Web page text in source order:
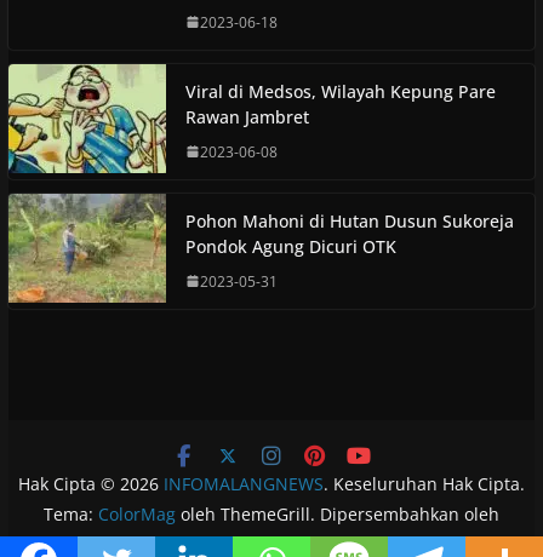
2023-06-18
Viral di Medsos, Wilayah Kepung Pare
Rawan Jambret
2023-06-08
Pohon Mahoni di Hutan Dusun Sukoreja
Pondok Agung Dicuri OTK
2023-05-31
Hak Cipta © 2026 INFOMALANGNEWS. Keseluruhan Hak Cipta.
Tema: ColorMagoleh ThemeGrill. Dipersembahkan oleh
WordPress.